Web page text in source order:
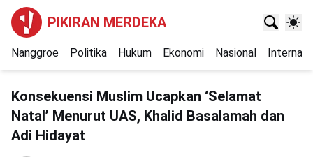
PIKIRAN MERDEKA
Nanggroe Politika Hukum Ekonomi Nasional
Konsekuensi Muslim Ucapkan ‘Selamat
Natal’ Menurut UAS, Khalid Basalamah dan
Adi Hidayat